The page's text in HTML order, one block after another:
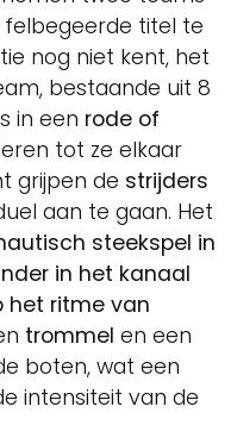
titel te
nog niet kent, het
bestaande uit 8
in een rode of
tot ze elkaar
grijpen de strijders
aan te gaan. Het
steekspel in
in het kanaal
het ritme van
trommel en een
boten, wat een
intensiteit van de